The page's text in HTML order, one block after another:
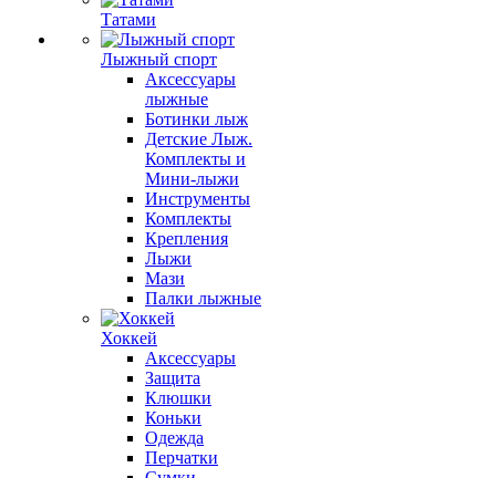
Татами
Лыжный спорт
Аксессуары
лыжные
Ботинки лыж
Детские Лыж.
Комплекты и
Мини-лыжи
Инструменты
Комплекты
Крепления
Лыжи
Мази
Палки лыжные
Хоккей
Аксессуары
Защита
Клюшки
Коньки
Одежда
Перчатки